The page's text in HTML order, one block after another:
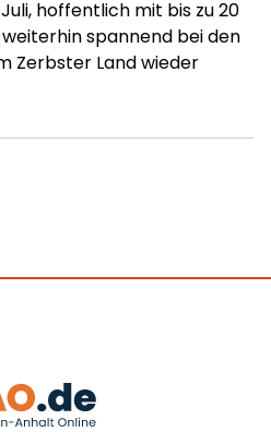
hoffentlich mit bis zu 20
spannend bei den
Zerbster Land wieder